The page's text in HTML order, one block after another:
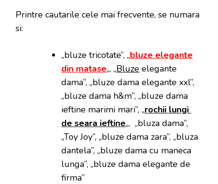
Printre cautarile cele mai frecvente, se numara
si:
„bluze tricotate”, „bluze elegante
din matase„, „Bluze elegante
dama”, „bluze dama elegante xxl”,
„bluze dama h&m”, „bluze dama
ieftine marimi mari”, „rochii lungi
de seara ieftine„, „bluza dama”,
„Toy Joy”, „bluze dama zara”, „bluza
dantela”, „bluze dama cu maneca
lunga”, „bluze dama elegante de
firma”